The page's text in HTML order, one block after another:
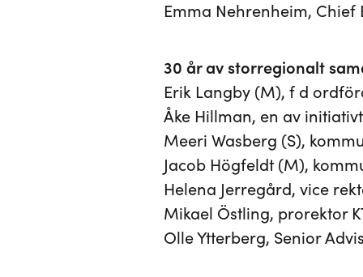
Emma Nehrenheim,
30 år av storregionalt
Erik Langby (M), f d
Åke Hillman, en av
Meeri Wasberg (S),
Jacob Högfeldt (M),
Helena Jerregård, vice
Mikael Östling, prorektor
Olle Ytterberg, Senior